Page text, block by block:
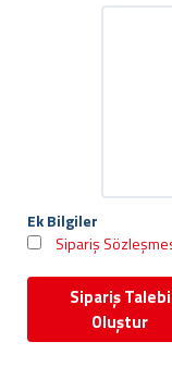
Ek Bilgiler
Sipariş
Sipariş Talebi
Oluştur